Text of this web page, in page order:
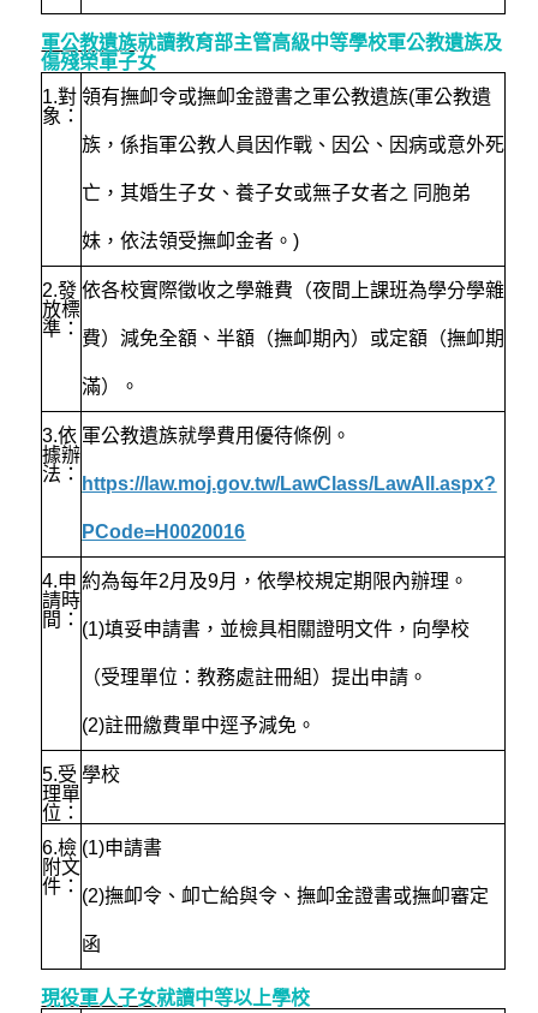
軍公教遺族就讀教育部主管高級中等學校軍公教遺族及
傷殘榮軍子女
1.對
象：
領有撫卹令或撫卹金證書之軍公教遺族(軍公教遺
族，係指軍公教人員因作戰、因公、因病或意外死
亡，其婚生子女、養子女或無子女者之 同胞弟
妹，依法領受撫卹金者。)
2.發
放標
準：
依各校實際徵收之學雜費（夜間上課班為學分學雜
費）減免全額、半額（撫卹期內）或定額（撫卹期
滿）。
3.依
據辦
法：
軍公教遺族就學費用優待條例。
https://law.moj.gov.tw/LawClass/LawAll.aspx?
PCode=H0020016
4.申
請時
間：
約為每年2月及9月，依學校規定期限內辦理。
(1)填妥申請書，並檢具相關證明文件，向學校
（受理單位：教務處註冊組）提出申請。
(2)註冊繳費單中逕予減免。
5.受
理單
位：
學校
6.檢
附文
件：
(1)申請書
(2)撫卹令、卹亡給與令、撫卹金證書或撫卹審定
函
現役軍人子女就讀中等以上學校